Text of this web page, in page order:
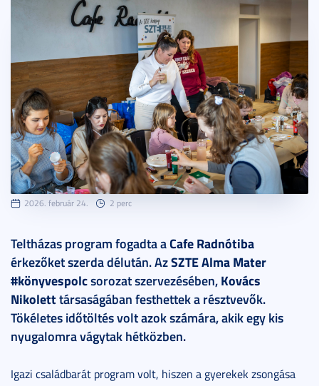
2026. február 24. 2 perc
Teltházas program fogadta aCafe Radnótiba
érkezőket szerda délután. AzSZTE Alma Mater
#könyvespolcsorozat szervezésében,Kovács
Nikoletttársaságában festhettek a résztvevők.
Tökéletes időtöltés volt azok számára, akik egy kis
nyugalomra vágytak hétközben.
Igazi családbarát program volt, hiszen a gyerekek zsongása